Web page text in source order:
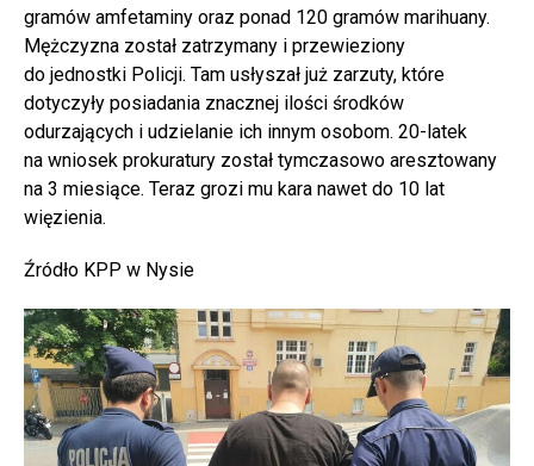
gramów amfetaminy oraz ponad 120 gramów marihuany.
Mężczyzna został zatrzymany i przewieziony
do jednostki Policji. Tam usłyszał już zarzuty, które
dotyczyły posiadania znacznej ilości środków
odurzających i udzielanie ich innym osobom. 20-latek
na wniosek prokuratury został tymczasowo aresztowany
na 3 miesiące. Teraz grozi mu kara nawet do 10 lat
więzienia.
Źródło KPP w Nysie